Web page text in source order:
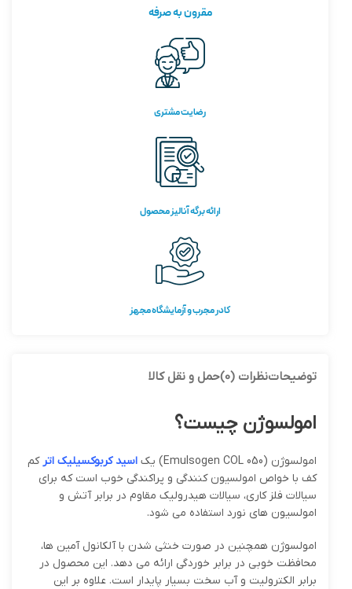
مقرون به صرفه
رضایت مشتری
ارائه برگه آنالیز محصول
کادر مجرب و آزمایشگاه مجهز
توضیحاتنظرات (0) حمل و نقل کالا
امولسوژن چیست؟
امولسوژن (Emulsogen COL 050) یک اسید کربوکسیلیک اتر کم
کف با خواص امولسیون کنندگی و پراکندگی خوب است که برای
سیالات فلز کاری، سیالات هیدرولیک مقاوم در برابر آتش و
امولسیون های نورد استفاده می شود.
امولسوژن همچنین در صورت خنثی شدن با آلکانول آمین ها،
محافظت خوبی در برابر خوردگی ارائه می دهد. این محصول در
برابر الکترولیت و آب سخت بسیار پایدار است. علاوه بر این